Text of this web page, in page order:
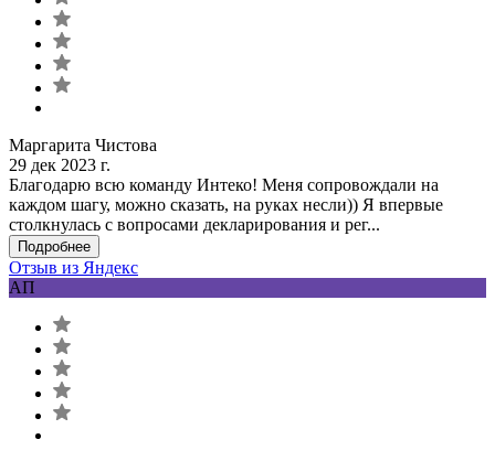
Маргарита Чистова
29 дек 2023 г.
Благодарю всю команду Интеко! Меня сопровождали на
каждом шагу, можно сказать, на руках несли)) Я впервые
столкнулась с вопросами декларирования и рег...
Подробнее
Отзыв из Яндекс
АП